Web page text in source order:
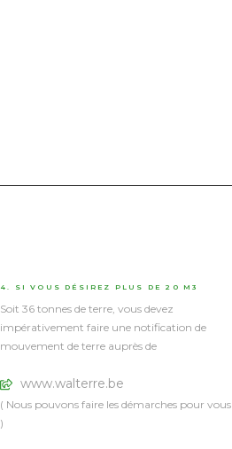
4. SI VOUS DÉSIREZ PLUS DE 20 M3
Soit 36 tonnes de terre, vous devez
impérativement faire une notification de
mouvement de terre auprès de
www.walterre.be
( Nous pouvons faire les démarches pour vous
)